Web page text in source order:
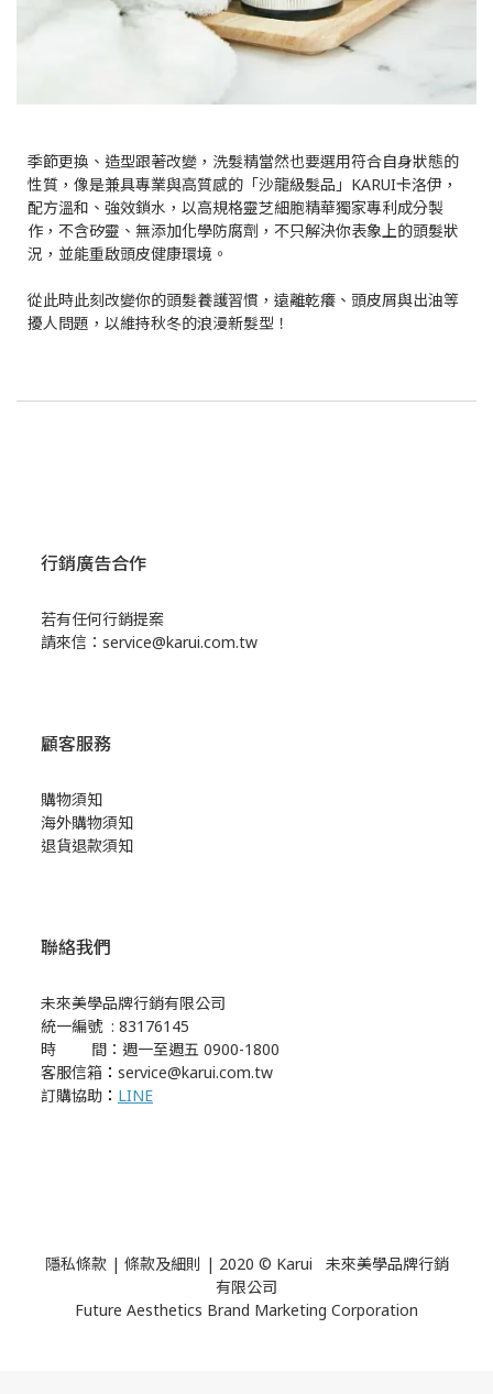
季節更換、造型跟著改變，洗髮精當然也要選用符合自身狀態的
性質，像是兼具專業與高質感的「沙龍級髮品」KARUI卡洛伊，
配方溫和、強效鎖水，以高規格靈芝細胞精華獨家專利成分製
作，不含矽靈、無添加化學防腐劑，不只解決你表象上的頭髮狀
況，並能重啟頭皮健康環境。
從此時此刻改變你的頭髮養護習慣，遠離乾癢、頭皮屑與出油等
擾人問題，以維持秋冬的浪漫新髮型！
行銷廣告合作
若有任何行銷提案
請來信：service@karui.com.tw
顧客服務
購物須知
海外購物須知
退貨退款須知
聯絡我們
未來美學品牌行銷有限公司
統一編號 : 83176145
時 間：週一至週五 0900-1800
客服信箱 ： service@karui.com.tw
訂購協助 ： LINE
隱私條款 | 條款及細則 | 2020 © Karui 未來美學品牌行銷
有限公司
Future Aesthetics Brand Marketing Corporation